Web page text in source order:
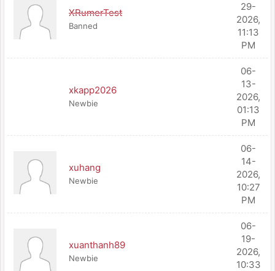
XRumerTest
Banned
29-
2026,
11:13
PM
xkapp2026
Newbie
06-
13-
2026,
01:13
PM
xuhang
Newbie
06-
14-
2026,
10:27
PM
xuanthanh89
Newbie
06-
19-
2026,
10:33